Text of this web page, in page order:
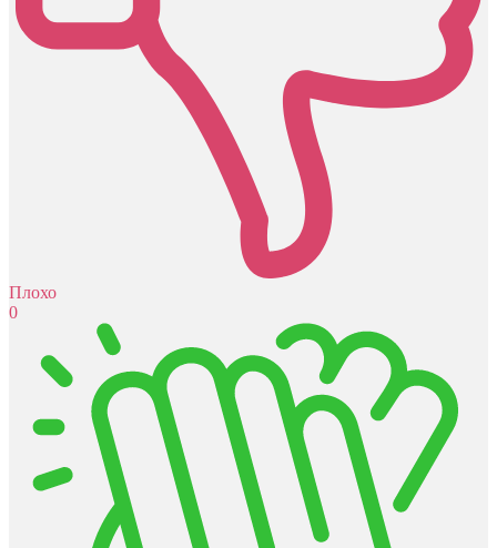
Плохо
0